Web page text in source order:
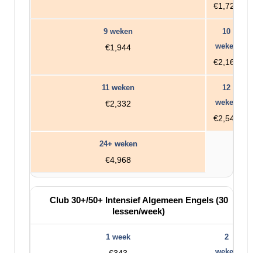
€1,728
€1,944
€2,160
€2,332
€2,544
€4,968
Club 30+/50+ Intensief Algemeen Engels (30
lessen/week)